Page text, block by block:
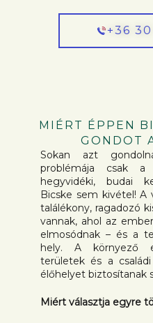
+36
MIÉRT ÉPPEN
GONDOT
Sokan azt
problémája csak a
hegyvidéki, budai
Bicske sem kivétel! A
találékony, ragadozó
vannak, ahol az
elmosódnak – és a
hely. A környező
területek és a
élőhelyet biztosítanak
Miért választja egyre